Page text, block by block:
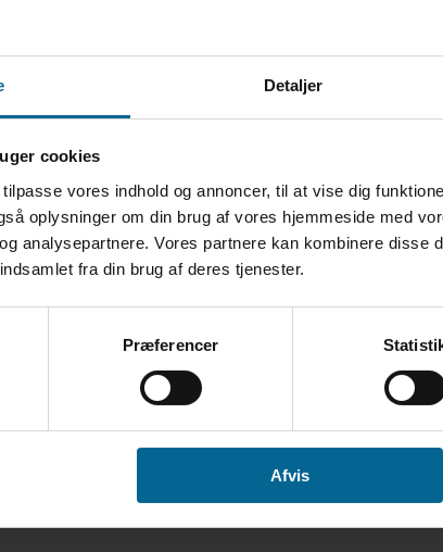
Detaljer
cookies
vores indhold og annoncer, til at vise dig
oplysninger om din brug af vores hjemmeside med
analysepartnere. Vores partnere kan kombinere disse
fra din brug af deres tjenester.
Præferencer
Afvis